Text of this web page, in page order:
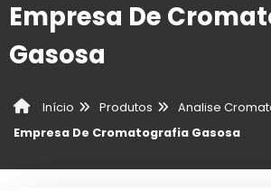
Empresa De
Gasosa
Início Produtos
Analise
Empresa De Cromatografia Gasosa